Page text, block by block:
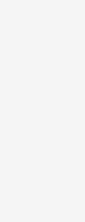
toimittaa
ja suosittuja
myydä
teemme